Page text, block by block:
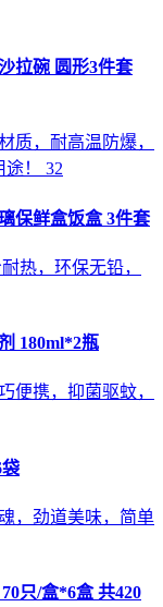
拉碗 圆形3件套
质，耐高温防爆，
！ 32
保鲜盒饭盒 3件套
热，环保无铅，
180ml*2瓶
便携，抑菌驱蚊，
，劲道美味，简单
只/盒*6盒 共420